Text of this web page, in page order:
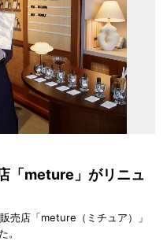
「meture」がリニュ
売店「meture（ミチュア）」
。